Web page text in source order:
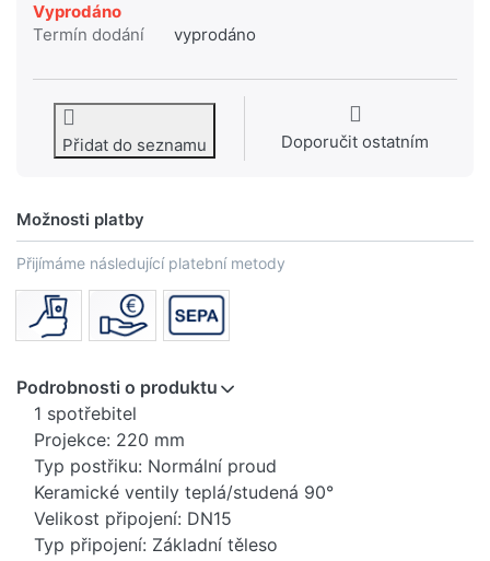
Vyprodáno
Termín dodání
vyprodáno
Přidat do seznamu Doporučit ostatním
Možnosti platby
Přijímáme následující platební metody
Podrobnosti o produktu
1 spotřebitel
Projekce: 220 mm
Typ postřiku: Normální proud
Keramické ventily teplá/studená 90°
Velikost připojení: DN15
Typ připojení: Základní těleso